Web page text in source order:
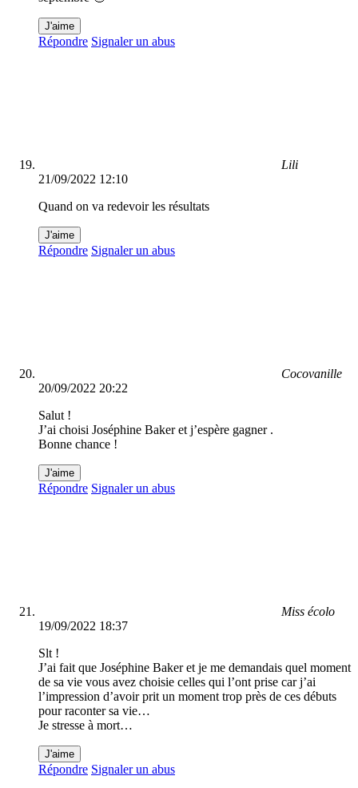
J'aime
Répondre Signaler un abus
Lili
21/09/2022 12:10
Quand on va redevoir les résultats
J'aime
Répondre Signaler un abus
Cocovanille
20/09/2022 20:22
Salut !
J’ai choisi Joséphine Baker et j’espère gagner .
Bonne chance !
J'aime
Répondre Signaler un abus
Miss écolo
19/09/2022 18:37
Slt !
J’ai fait que Joséphine Baker et je me demandais quel moment
de sa vie vous avez choisie celles qui l’ont prise car j’ai
l’impression d’avoir prit un moment trop près de ces débuts
pour raconter sa vie…
Je stresse à mort…
J'aime
Répondre Signaler un abus